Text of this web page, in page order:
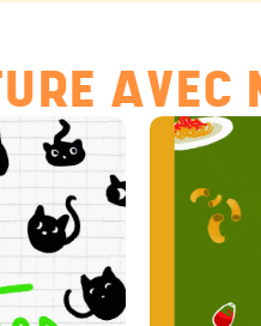
AVEC